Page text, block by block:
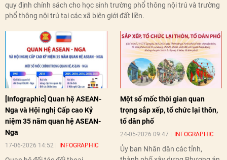
quy định chính sách cho học sinh trường phổ thông nội trú và trường
phổ thông nội trú tại các xã biên giới đất liền.
[Infographic] Quan hệ ASEAN-
Nga và Hội nghị Cấp cao Kỷ
niệm 35 năm quan hệ ASEAN-
Nga
17-06-2026 14:52 INFOGRAPHIC
Một số mốc thời gian quan
trọng sắp xếp, tổ chức lại thôn,
tổ dân phố
24-05-2026 09:47 INFOGRAPHIC
Ủy ban Nhân dân các tỉnh,